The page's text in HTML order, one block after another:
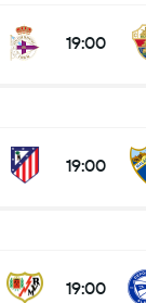
19:00
19:00
19:00